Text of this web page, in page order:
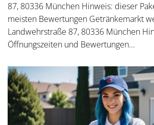
87, 80336 München Hinweis: dieser
meisten Bewertungen Getränkemarkt
Landwehrstraße 87, 80336 München
Öffnungszeiten und Bewertungen…